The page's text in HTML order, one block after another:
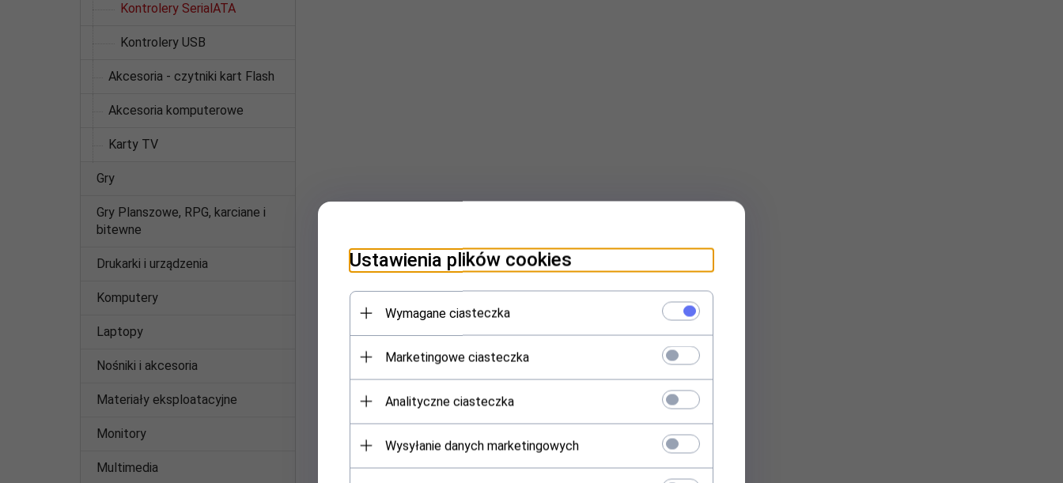
Kontrolery SerialATA
Kontrolery USB
Akcesoria - czytniki kart Flash
Akcesoria komputerowe
Karty TV
Gry
Gry Planszowe, RPG, karciane i
bitewne
Drukarki i urządzenia
Komputery
Laptopy
Nośniki i akcesoria
Materiały eksploatacyjne
Monitory
Multimedia
Ustawienia plików cookies
Wymagane ciasteczka
Marketingowe ciasteczka
Analityczne ciasteczka
Wysyłanie danych marketingowych